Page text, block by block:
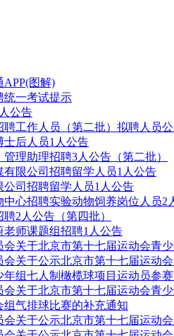
图解)
统一考试提示
公告
聘工作人员（第二批）拟聘人员
士后人员1人公告
理助理招聘3人公告（第二批）
有限公司招聘留学人员1人公告
公司招聘留学人员1人公告
心招聘实验动物饲养岗位人员2
2人公告（第四批）
老师课题组招聘1人公告
关于北京市第十七届运动会青
关于公示北京市第十七届运动
组七人制橄榄球项目运动员参
关于北京市第十七届运动会青
气排球比赛的补充通知
关于公示北京市第十七届运动